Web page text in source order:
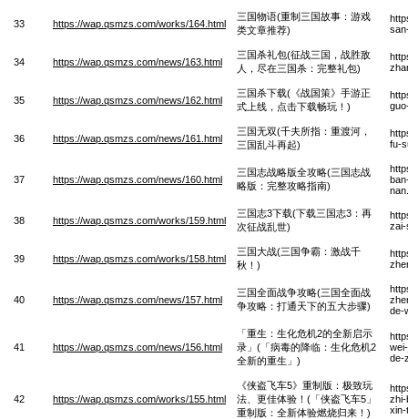
33 https://wap.qsmzs.com/works/164.html
三国物语(重制三国故事：游戏
类文章推荐)
34 https://wap.qsmzs.com/news/163.html
三国杀礼包(征战三国，战胜敌
人，尽在三国杀：完整礼包)
35 https://wap.qsmzs.com/news/162.html
三国杀下载(《战国策》手游正
式上线，点击下载畅玩！)
36 https://wap.qsmzs.com/news/161.html
三国无双(千夫所指：重渡河，
三国乱斗再起)
fu-
37 https://wap.qsmzs.com/news/160.html
三国志战略版全攻略(三国志战
略版：完整攻略指南)
38 https://wap.qsmzs.com/works/159.html
三国志3下载(下载三国志3：再
次征战乱世)
zai-
39 https://wap.qsmzs.com/works/158.html
三国大战(三国争霸：激战千
秋！)
40 https://wap.qsmzs.com/news/157.html
三国全面战争攻略(三国全面战
争攻略：打通天下的五大步骤)
de-
41 https://wap.qsmzs.com/news/156.html
「重生：生化危机2的全新启示
录」(「病毒的降临：生化危机2
全新的重生」)
de-
42 https://wap.qsmzs.com/works/155.html
《侠盗飞车5》重制版：极致玩
法、更佳体验！(「侠盗飞车5」
重制版：全新体验燃烧归来！)
zhi-
xin-